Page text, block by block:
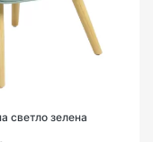
светло зелена